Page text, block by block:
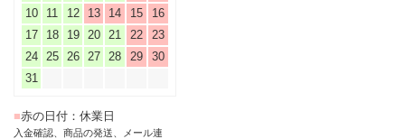
10
11 12 13 14 15
16
17
18 19 20 21 22
23
24
25 26 27 28 29
30
31
■赤の日付：休業日
入金確認、商品の発送、メール連